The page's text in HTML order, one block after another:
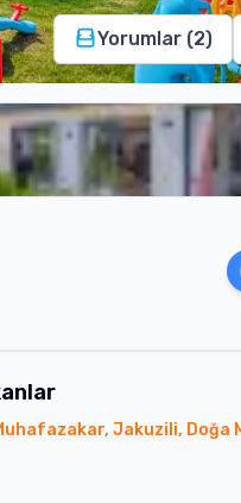
Yorumlar (2)
Jakuzili, Doğa